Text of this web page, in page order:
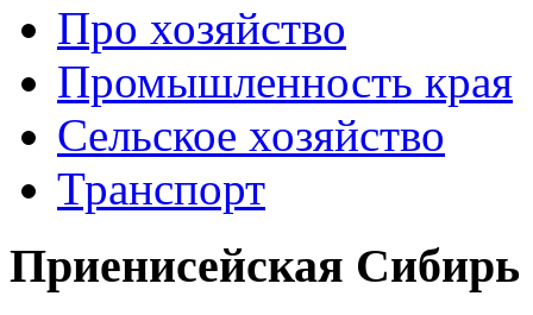
Про хозяйство
Промышленность края
Сельское хозяйство
Транспорт
Приенисейская Сибирь